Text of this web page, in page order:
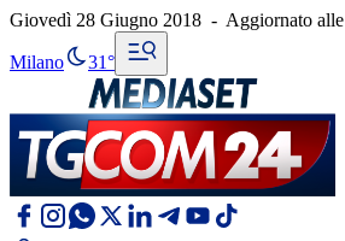
Giovedì 28 Giugno 2018 - Aggiornato alle
Milano 31°